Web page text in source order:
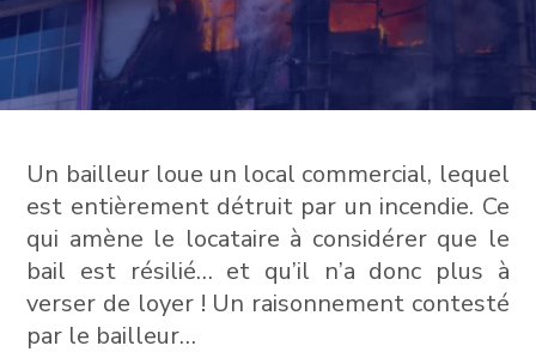
Un bailleur loue un local commercial, lequel
est entièrement détruit par un incendie. Ce
qui amène le locataire à considérer que le
bail est résilié… et qu’il n’a donc plus à
verser de loyer ! Un raisonnement contesté
par le bailleur…